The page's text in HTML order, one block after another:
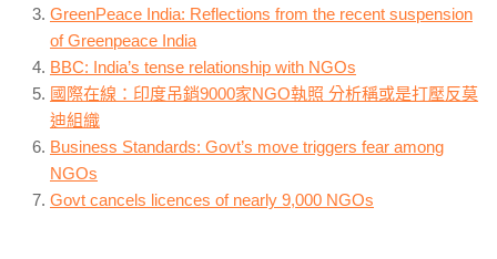
GreenPeace India: Reflections from the recent suspension
of Greenpeace India
BBC: India’s tense relationship with NGOs
國際在線：印度吊銷9000家NGO執照 分析稱或是打壓反莫
迪組織
Business Standards: Govt’s move triggers fear among
NGOs
Govt cancels licences of nearly 9,000 NGOs